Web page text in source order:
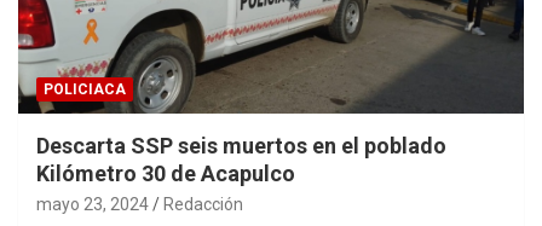
POLICIACA
Descarta SSP seis muertos en el poblado
Kilómetro 30 de Acapulco
mayo 23, 2024 Redacción